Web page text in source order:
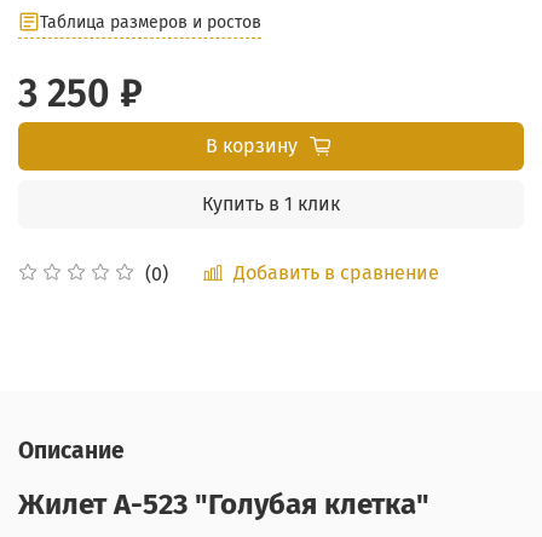
(0) Добавить в сравнение
Таблица размеров и ростов
3 250 ₽
В корзину
Купить в 1 клик
Описание
Жилет А-523 "Голубая клетка"